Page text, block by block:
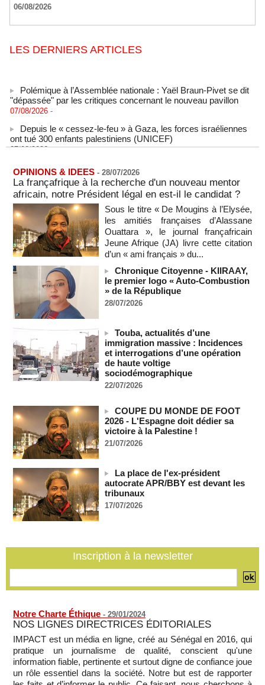
06/08/2026
LES DERNIERS ARTICLES
"dépassée" par les critiques concernant le nouveau pavillon
07/08/2026 -
ont tué 300 enfants palestiniens (UNICEF)
07/08/2026 -
après le sommet de la Cedeao
07/08/2026 -
Bénin: Patrice Talon élu président du Sénat, moins de trois
mois après son départ du pouvoir
07/08/2026 -
Mali-Algérie : le PM Maïga affirme qu’il n’y a « aucune
rupture diplomatique » entre les 2 pays
07/08/2026 -
Journaliste libanaise tuée par Israël : Amnesty France
demande une enquête pour crime de guerre
07/08/2026 -
Côte d'Ivoire : le président Ouattara accorde la grâce à 4.661
Plagiat à Cambridge - L’université va réexaminer le
recrutement de ses enseignants
07/08/2026 -
La Türkiye, l’Arabie saoudite et le Pakistan signent un accord
07/08/2026 -
La Bourse de Paris termine en hausse et poursuit sa course
aux records
07/08/2026 -
En Thaïlande, "choc" et "incrédulité" dans un lycée après une
fusillade mortelle
07/08/2026 -
Hydrocarbures : les entreprises d’État font des recettes de
37,5 milliards de francs CFA au premier semestre de 2025
en Palestine occupée
OPINIONS & IDEES - 28/07/2026
La françafrique à la recherche d'un nouveau mentor
africain, notre Président légal en est-il le candidat ?
Sous le titre « De Mougins à l’Elysée,
les amitiés françaises d’Alassane
Ouattara », le journal françafricain
Jeune Afrique (JA) livre cette citation
d’un « ami français » du...
Chronique Citoyenne - KIIRAAY,
le premier logo « Auto-Combustion
» de la République
28/07/2026
Touba, actualités d’une
immigration massive : Incidences
et interrogations d’une opération
de haute voltige
sociodémographique
22/07/2026
COUPE DU MONDE DE FOOT
2026 - L'Espagne doit dédier sa
victoire à la Palestine !
21/07/2026
La place de l'ex-président
autocrate APR/BBY est devant les
tribunaux
17/07/2026
Inscription à la newsletter
Notre Charte Éthique - 29/01/2024
NOS LIGNES DIRECTRICES ÉDITORIALES
IMPACT est un média en ligne, créé au Sénégal en 2016, qui
pratique un journalisme de qualité, conscient qu'une
information fiable, pertinente et surtout digne de confiance joue
un rôle essentiel dans la société. Notre but est de rapporter